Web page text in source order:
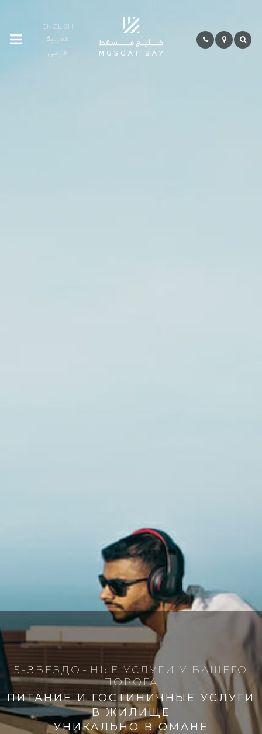
ENGLISH
العربية
فارسی
Residences
5-ЗВЕЗДОЧНЫЕ УСЛУГИ У ВАШЕГО
ПОРОГА
ПИТАНИЕ И ГОСТИНИЧНЫЕ УСЛУГИ
В ЖИЛИЩЕ
УНИКАЛЬНО В ОМАНЕ